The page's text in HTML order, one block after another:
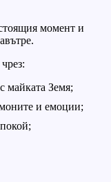
момент и
майката Земя;
и емоции;